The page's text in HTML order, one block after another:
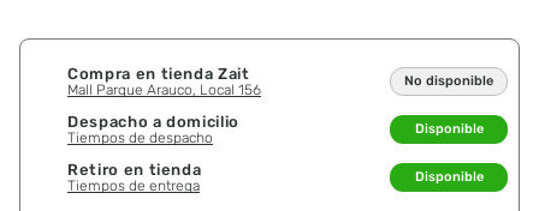
Compra en tienda Zait
Mall Parque Arauco, Local 156
No disponible
Despacho a domicilio
Tiempos de despacho
Disponible
Retiro en tienda
Tiempos de entrega
Disponible